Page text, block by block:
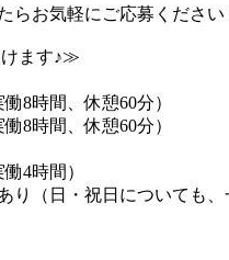
らお気軽にご応募ください
ます♪≫
8時間、休憩60分）
8時間、休憩60分）
4時間）
り（日・祝日についても、